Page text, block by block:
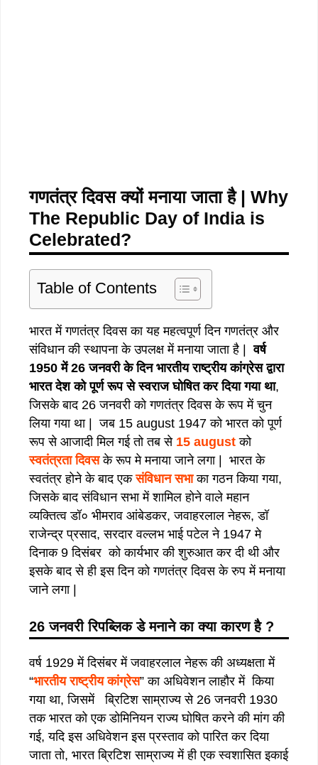
गणतंत्र दिवस क्यों मनाया जाता है | Why
The Republic Day of India is
Celebrated?
Table of Contents
भारत में गणतंत्र दिवस का यह महत्वपूर्ण दिन गणतंत्र और
संविधान की स्थापना के उपलक्ष में मनाया जाता है | वर्ष
1950 में 26 जनवरी के दिन भारतीय राष्ट्रीय कांग्रेस द्वारा
भारत देश को पूर्ण रूप से स्वराज घोषित कर दिया गया था,
जिसके बाद 26 जनवरी को गणतंत्र दिवस के रूप में चुन
लिया गया था | जब 15 august 1947 को भारत को पूर्ण
रूप से आजादी मिल गई तो तब से 15 august को
स्वतंत्रता दिवसके रूप मे मनाया जाने लगा | भारत के
स्वतंत्र होने के बाद एकसंविधान सभाका गठन किया गया,
जिसके बाद संविधान सभा में शामिल होने वाले महान
व्यक्तित्व डॉ० भीमराव आंबेडकर, जवाहरलाल नेहरू, डॉ
राजेन्द्र प्रसाद, सरदार वल्लभ भाई पटेल ने 1947 मे
दिनाक 9 दिसंबर को कार्यभार की शुरुआत कर दी थी और
इसके बाद से ही इस दिन को गणतंत्र दिवस के रुप में मनाया
जाने लगा |
26 जनवरी रिपब्लिक डे मनाने का क्या कारण है ?
वर्ष 1929 में दिसंबर में जवाहरलाल नेहरू की अध्यक्षता में
“भारतीय राष्ट्रीय कांग्रेस” का अधिवेशन लाहौर में किया
गया था, जिसमें ब्रिटिश साम्राज्य से 26 जनवरी 1930
तक भारत को एक डोमिनियन राज्य घोषित करने की मांग की
गई, यदि इस अधिवेशन इस प्रस्ताव को पारित कर दिया
जाता तो, भारत ब्रिटिश साम्राज्य में ही एक स्वशासित इकाई